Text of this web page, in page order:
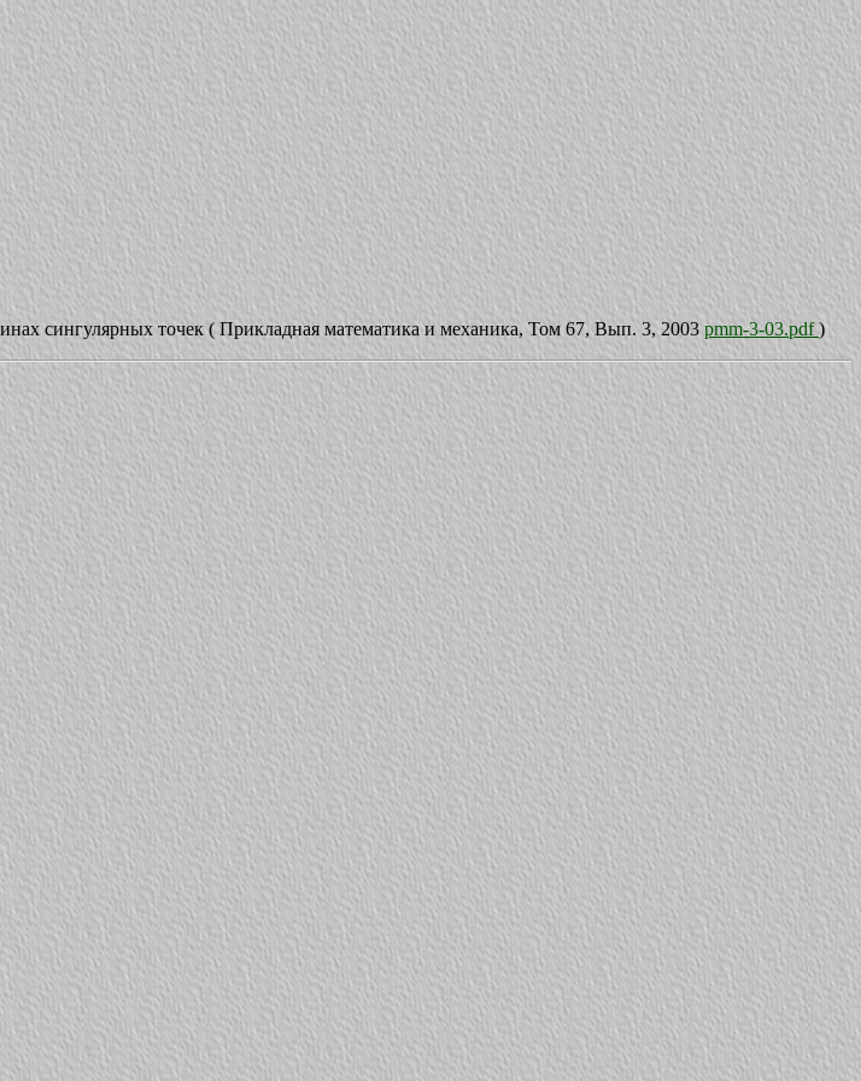
сингулярных точек ( Прикладная математика и механика, Том 67, Вып. 3, 2003 pmm-3-03.pdf)